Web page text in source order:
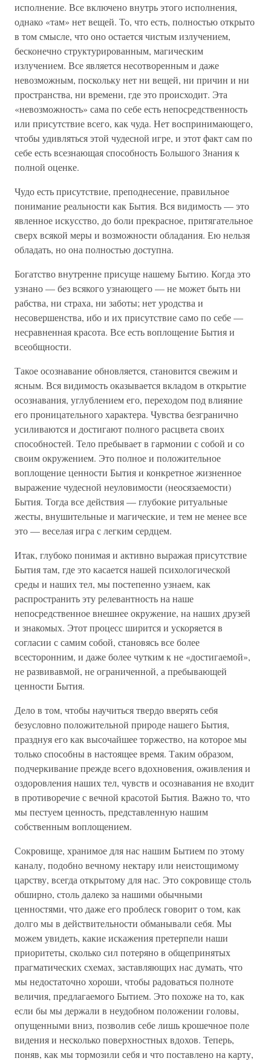
исполнение. Все включено внутрь этого исполнения,
однако «там» нет вещей. То, что есть, полностью открыто
в том смысле, что оно остается чистым излучением,
бесконечно структурированным, магическим
излучением. Все является несотворенным и даже
невозможным, поскольку нет ни вещей, ни причин и ни
пространства, ни времени, где это происходит. Эта
«невозможность» сама по себе есть непосредственность
или присутствие всего, как чуда. Нет воспринимающего,
чтобы удивляться этой чудесной игре, и этот факт сам по
себе есть всезнающая способность Большого Знания к
полной оценке.
Чудо есть присутствие, преподнесение, правильное
понимание реальности как Бытия. Вся видимость — это
явленное искусство, до боли прекрасное, притягательное
сверх всякой меры и возможности обладания. Ею нельзя
обладать, но она полностью доступна.
Богатство внутренне присуще нашему Бытию. Когда это
узнано — без всякого узнающего — не может быть ни
рабства, ни страха, ни заботы; нет уродства и
несовершенства, ибо и их присутствие само по себе —
несравненная красота. Все есть воплощение Бытия и
всеобщности.
Такое осознавание обновляется, становится свежим и
ясным. Вся видимость оказывается вкладом в открытие
осознавания, углублением его, переходом под влияние
его проницательного характера. Чувства безгранично
усиливаются и достигают полного расцвета своих
способностей. Тело пребывает в гармонии с собой и со
своим окружением. Это полное и положительное
воплощение ценности Бытия и конкретное жизненное
выражение чудесной неуловимости (неосязаемости)
Бытия. Тогда все действия — глубокие ритуальные
жесты, внушительные и магические, и тем не менее все
это — веселая игра с легким сердцем.
Итак, глубоко понимая и активно выражая присутствие
Бытия там, где это касается нашей психологической
среды и наших тел, мы постепенно узнаем, как
распространить эту релевантность на наше
непосредственное внешнее окружение, на наших друзей
и знакомых. Этот процесс ширится и ускоряется в
согласии с самим собой, становясь все более
всесторонним, и даже более чутким к не «достигаемой»,
не развивавмой, не ограниченной, а пребывающей
ценности Бытия.
Дело в том, чтобы научиться твердо вверять себя
безусловно положительной природе нашего Бытия,
празднуя его как высочайшее торжество, на которое мы
только способны в настоящее время. Таким образом,
подчеркивание прежде всего вдохновения, оживления и
оздоровления наших тел, чувств и осознавания не входит
в противоречие с вечной красотой Бытия. Важно то, что
мы пестуем ценность, представленную нашим
собственным воплощением.
Сокровище, хранимое для нас нашим Бытием по этому
каналу, подобно вечному нектару или неистощимому
царству, всегда открытому для нас. Это сокровище столь
обширно, столь далеко за нашими обычными
ценностями, что даже его проблеск говорит о том, как
долго мы в действительности обманывали себя. Мы
можем увидеть, какие искажения претерпели наши
приоритеты, сколько сил потеряно в общепринятых
прагматических схемах, заставляющих нас думать, что
мы недостаточно хороши, чтобы радоваться полноте
величия, предлагаемого Бытием. Это похоже на то, как
если бы мы держали в неудобном положении головы,
опущенными вниз, позволив себе лишь крошечное поле
видения и несколько поверхностных вдохов. Теперь,
поняв, как мы тормозили себя и что поставлено на карту,